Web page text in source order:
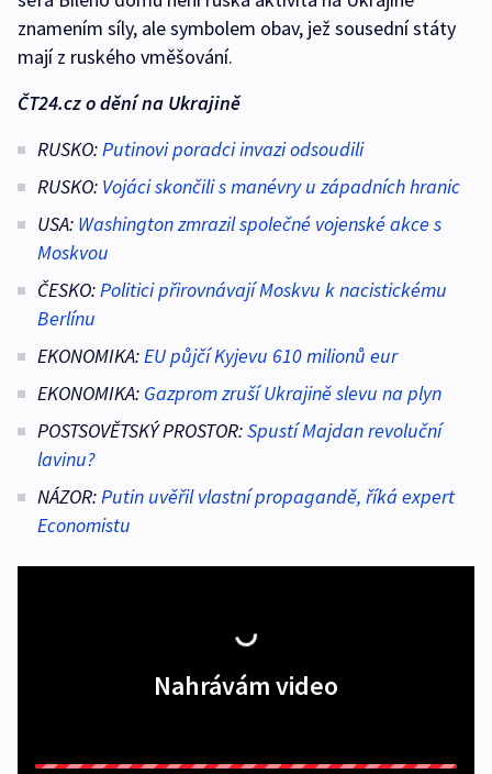
znamením síly, ale symbolem obav, jež sousední státy
mají z ruského vměšování.
ČT24.cz o dění na Ukrajině
RUSKO:Putinovi poradci invazi odsoudili
RUSKO: Vojáci skončili s manévry u západních hranic
USA: Washington zmrazil společné vojenské akce s
Moskvou
ČESKO:Politici přirovnávají Moskvu k nacistickému
Berlínu
EKONOMIKA:EU půjčí Kyjevu 610 milionů eur
EKONOMIKA: Gazprom zruší Ukrajině slevu na plyn
POSTSOVĚTSKÝ PROSTOR:Spustí Majdan revoluční
lavinu?
NÁZOR:Putin uvěřil vlastní propagandě, říká expert
Economistu
Nahrávám video